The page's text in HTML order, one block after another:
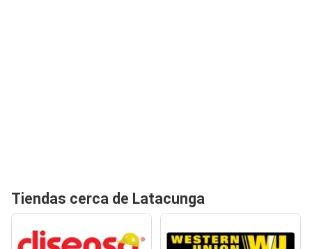
Tiendas cerca de Latacunga